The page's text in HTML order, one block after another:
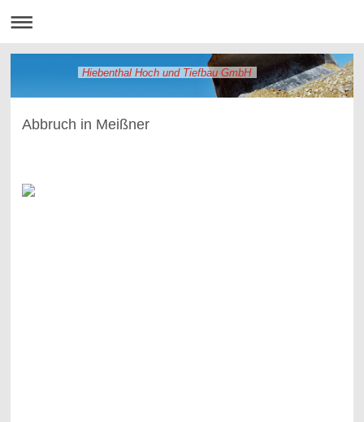
Hiebenthal Hoch und Tiefbau GmbH
Abbruch in Meißner